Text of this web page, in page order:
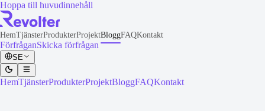
Hoppa till huvudinnehåll
HemTjänsterProdukterProjektBloggFAQKontakt
FörfråganSkicka förfrågan
SE
HemTjänsterProdukterProjektBloggFAQKontakt